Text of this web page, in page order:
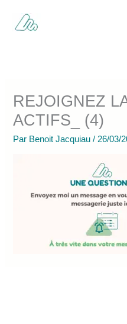
contenu
REJOIGNEZ
ACTIFS_ (4)
Par Benoit Jacquiau/ 26/03/